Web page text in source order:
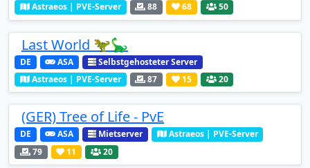
Astraeos | PVE-Server
88 68 50
Last World 🦖🦕
DE ASA
Selbstgehosteter Server
Astraeos | PVE-Server
87 15 20
(GER) Tree of Life - PvE
DE ASA Mietserver
Astraeos | PVE-Server
79
11 20